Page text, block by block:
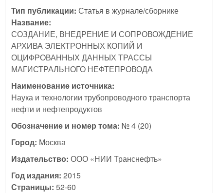
Тип публикации: Статья в журнале/сборнике
Название:
СОЗДАНИЕ, ВНЕДРЕНИЕ И СОПРОВОЖДЕНИЕ
АРХИВА ЭЛЕКТРОННЫХ КОПИЙ И
ОЦИФРОВАННЫХ ДАННЫХ ТРАССЫ
МАГИСТРАЛЬНОГО НЕФТЕПРОВОДА
Наименование источника:
Наука и технологии трубопроводного транспорта
нефти и нефтепродуктов
Обозначение и номер тома: № 4 (20)
Город: Москва
Издательство: ООО «НИИ Транснефть»
Год издания: 2015
Страницы: 52-60